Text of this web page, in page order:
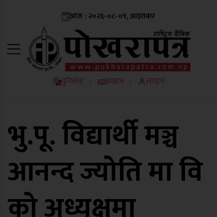
आज : २०२६-०८-०९, आइतबार
युनिकोड / आवाज / लगइन
भु.पू. विद्यार्थी मञ्च
आनन्द ज्योति मा वि